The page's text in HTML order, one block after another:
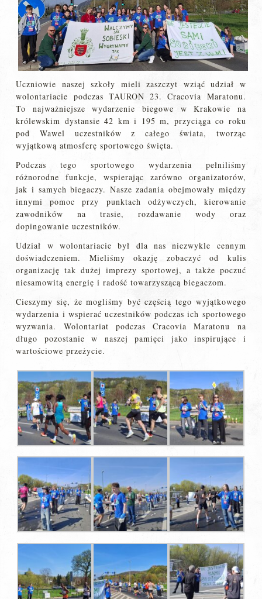
Uczniowie naszej szkoły mieli zaszczyt wziąć udział w
wolontariacie podczas TAURON 23. Cracovia Maratonu.
To najważniejsze wydarzenie biegowe w Krakowie na
królewskim dystansie 42 km i 195 m, przyciąga co roku
pod Wawel uczestników z całego świata, tworząc
wyjątkową atmosferę sportowego święta.
Podczas tego sportowego wydarzenia pełniliśmy
różnorodne funkcje, wspierając zarówno organizatorów,
jak i samych biegaczy. Nasze zadania obejmowały między
innymi pomoc przy punktach odżywczych, kierowanie
zawodników na trasie, rozdawanie wody oraz
dopingowanie uczestników.
Udział w wolontariacie był dla nas niezwykle cennym
doświadczeniem. Mieliśmy okazję zobaczyć od kulis
organizację tak dużej imprezy sportowej, a także poczuć
niesamowitą energię i radość towarzyszącą biegaczom.
Cieszymy się, że mogliśmy być częścią tego wyjątkowego
wydarzenia i wspierać uczestników podczas ich sportowego
wyzwania. Wolontariat podczas Cracovia Maratonu na
długo pozostanie w naszej pamięci jako inspirujące i
wartościowe przeżycie.